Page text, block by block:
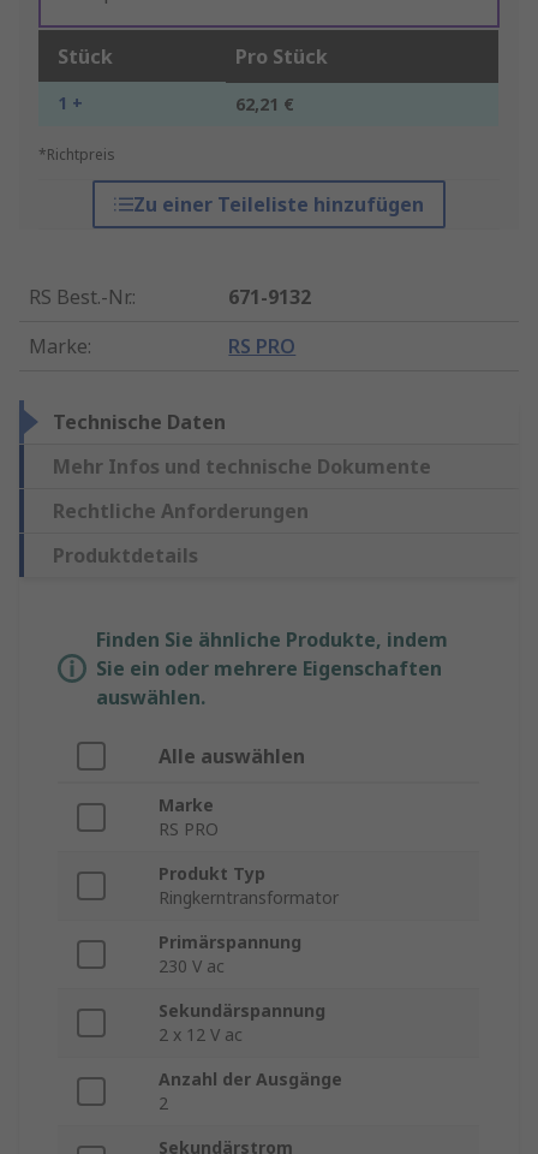
Stück Pro Stück
1 + 62,21 €
*Richtpreis
Zu einer Teileliste hinzufügen
RS Best.-Nr.:
671-9132
Marke: RS PRO
Technische Daten
Mehr Infos und technische Dokumente
Rechtliche Anforderungen
Produktdetails
Finden Sie ähnliche Produkte, indem
Sie ein oder mehrere Eigenschaften
auswählen.
Alle auswählen
Marke
RS PRO
Produkt Typ
Ringkerntransformator
Primärspannung
230 V ac
Sekundärspannung
2 x 12 V ac
Anzahl der Ausgänge
2
Sekundärstrom